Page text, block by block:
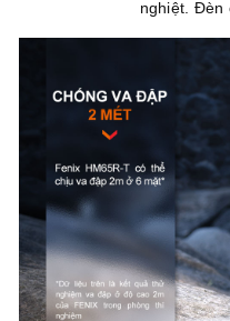
nghiệt. Đèn